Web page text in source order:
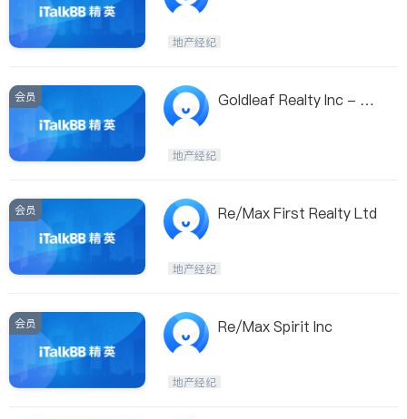
地产经纪
会员
Goldleaf Realty Inc - Ji
地产经纪
会员 Re/Max First Realty Ltd
地产经纪
会员 Re/Max Spirit Inc
地产经纪